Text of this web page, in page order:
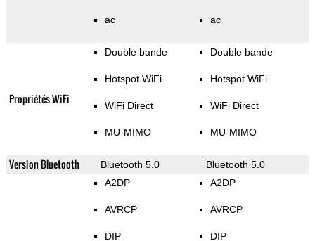
ac ac
Propriétés WiFi
Double bande
Hotspot WiFi
WiFi Direct
MU-MIMO
Double bande
Hotspot WiFi
WiFi Direct
MU-MIMO
Version Bluetooth Bluetooth 5.0
Bluetooth 5.0
A2DP
AVRCP
DIP
A2DP
AVRCP
DIP